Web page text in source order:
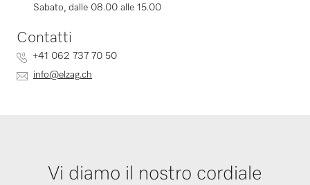
Sabato, dalle 08.00 alle 15.00
Contatti
+41 062 737 70 50
info@elzag.ch
Vi diamo il nostro cordiale